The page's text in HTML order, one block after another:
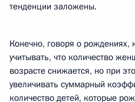
тенденции заложены.
Конечно, говоря о
учитывать, что количество
возрасте снижается, но при
увеличивать суммарный
количество детей, которые